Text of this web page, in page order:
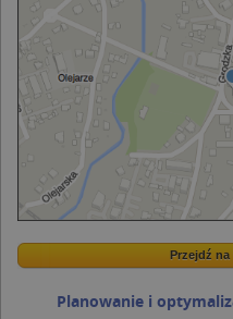
Wstaw tę mapkę na swoją
Przejdź
Przejdź na
Planowanie i